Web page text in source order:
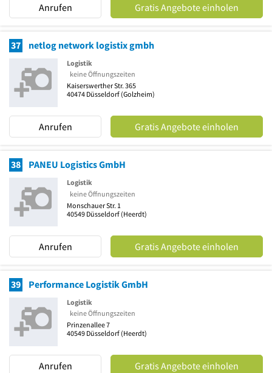
Anrufen Gratis Angebote einholen
37 netlog network logistix gmbh
Logistik
keine Öffnungszeiten
Kaiserswerther Str. 365
40474 Düsseldorf (Golzheim)
Anrufen Gratis Angebote einholen
38 PANEU Logistics GmbH
Logistik
keine Öffnungszeiten
Monschauer Str. 1
40549 Düsseldorf (Heerdt)
Anrufen Gratis Angebote einholen
39 Performance Logistik GmbH
Logistik
keine Öffnungszeiten
Prinzenallee 7
40549 Düsseldorf (Heerdt)
Anrufen Gratis Angebote einholen